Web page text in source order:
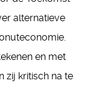
alternatieve
en met
zij kritisch na te